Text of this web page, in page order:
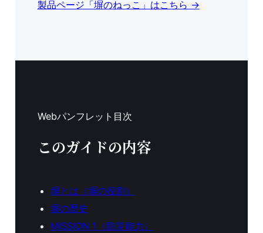
製品ページ「塀のねっこ」はこちら →
Webパンフレット目次
このガイドの内容
塀とは（塀の役割）
塀の歴史
MISSION 1（防災能力）